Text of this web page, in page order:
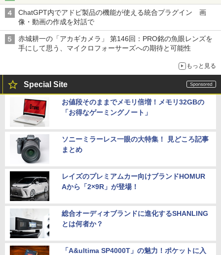
ChatGPT内でアドビ製品の機能が使える統合プラグイン 画
像・動画の作成を対話で
赤城耕一の「アカギカメラ」 第146回：PRO銘の魚眼レンズを
手にして思う、マイクロフォーサーズへの期待と可能性
もっと見る
Special Site
お値段そのままでメモリ倍増！メモリ32GBの
「お得なゲーミングノート」
ソニーミラーレス一眼の大特集！ 見どころ記事
まとめ
レイズのプレミアムカー向けブランドHOMUR
Aから「2×9R」が登場！
総合オーディオブランドに進化するSHANLING
とは何者か？
「A&ultima SP4000T」の魅力！ポケットに入